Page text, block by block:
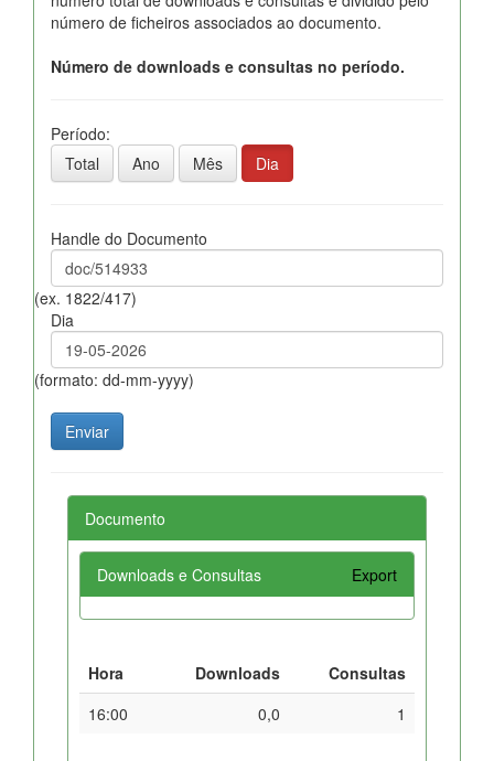
número de ficheiros associados ao documento.
Número de downloads e consultas no período.
Período:
Total
Ano Mês Dia
Handle do Documento
(ex. 1822/417)
Dia
(formato: dd-mm-yyyy)
Documento
Downloads e Consultas Export
Hora Downloads
Consultas
16:00
0,0 1